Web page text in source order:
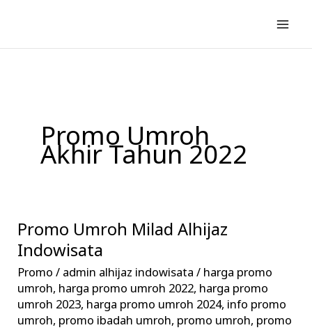
konten
Promo Umroh
Akhir Tahun 2022
Promo Umroh Milad Alhijaz
Indowisata
Promo / admin alhijaz indowisata/ harga promo
umroh, harga promo umroh 2022, harga promo
umroh 2023, harga promo umroh 2024, info promo
umroh, promo ibadah umroh, promo umroh, promo
Promo
Umroh
Milad
Alhijaz
Indowisata